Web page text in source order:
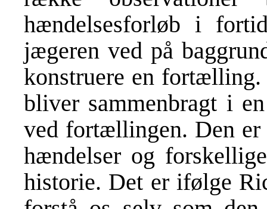
hændelsesforløb i
jægeren ved på
konstruere en
bliver sammenbragt i
ved fortællingen. Den
hændelser og
historie. Det er ifølge